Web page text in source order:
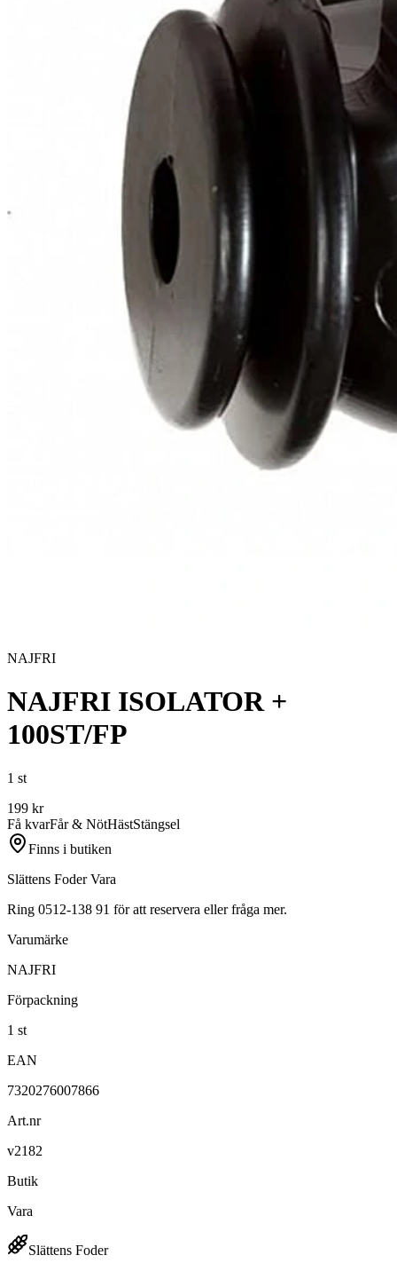
NAJFRI
NAJFRI ISOLATOR +
100ST/FP
1 st
199 kr
Få kvarFår & NötHästStängsel
Finns i butiken
Slättens Foder Vara
Ring 0512-138 91 för att reservera eller fråga mer.
Varumärke
NAJFRI
Förpackning
1 st
EAN
7320276007866
Art.nr
v2182
Butik
Vara
Slättens Foder